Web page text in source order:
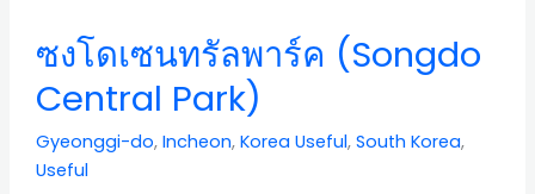
ซงโดเซนทรัลพาร์ค (Songdo
Central Park)
Gyeonggi-do, Incheon, Korea Useful, South Korea,
Useful
นท
พาร์
ค
(Songdo